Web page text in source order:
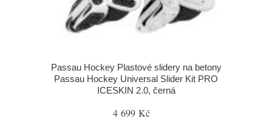
Passau Hockey Plastové slidery na betony
Passau Hockey Universal Slider Kit PRO
ICESKIN 2.0, černá
4 699 Kč